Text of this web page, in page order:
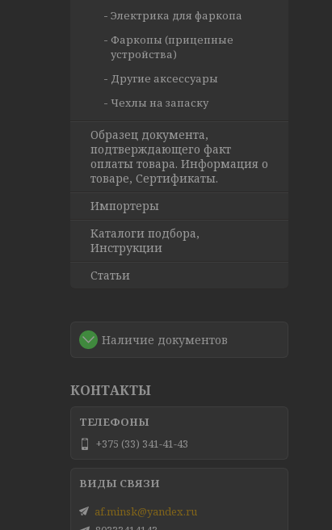
Электрика для фаркопа
Фаркопы (прицепные
устройства)
Другие аксессуары
Чехлы на запаску
Образец документа,
подтверждающего факт
оплаты товара. Информация о
товаре, Сертификаты.
Импортеры
Каталоги подбора,
Инструкции
Статьи
Наличие документов
КОНТАКТЫ
+375 (33) 341-41-43
af.minsk@yandex.ru